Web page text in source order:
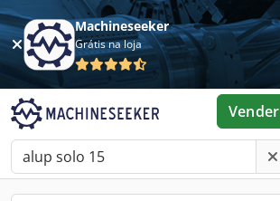
Machineseeker
Grátis na loja
Vender